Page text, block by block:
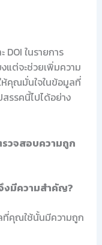
ในรายการ
ต่จะช่วยเพิ่มความ
ห้คุณมั่นใจในข้อมูลที่
รรคนี้ไปได้อย่าง
วจสอบความถูก
จึงมีความสำคัญ?
ที่คุณใช้นั้นมีความถูก